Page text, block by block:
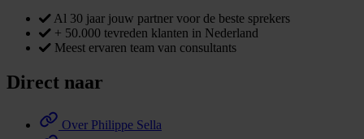
Al 30 jaar jouw partner voor de beste sprekers
+ 50.000 tevreden klanten in Nederland
Meest ervaren team van consultants
Direct naar
Over Philippe Sella